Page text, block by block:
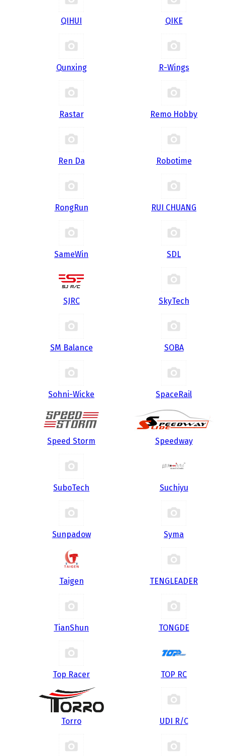
QIHUI QIKE
Qunxing R-Wings
Rastar Remo Hobby
Ren Da Robotime
RongRun RUI CHUANG
SameWin SDL
SJRC SkyTech
SM Balance SOBA
Sohni-Wicke SpaceRail
Speed Storm Speedway
SuboTech Suchiyu
Sunpadow Syma
Taigen TENGLEADER
TianShun TONGDE
Top Racer TOP RC
Torro UDI R/С